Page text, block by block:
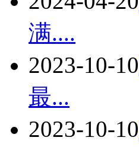
满....
2023-10-10
最...
2023-10-10